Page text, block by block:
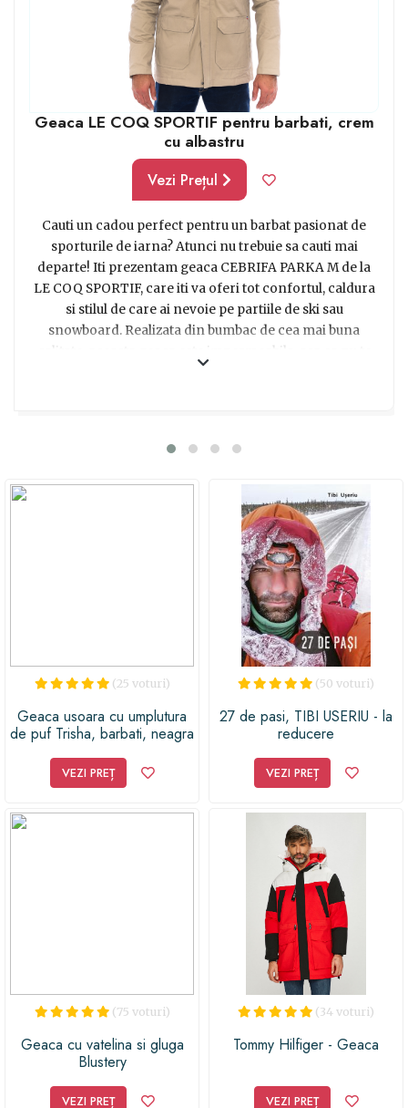
Geaca LE COQ SPORTIF pentru barbati, crem
cu albastru
Vezi Prețul
Cauti un cadou perfect pentru un barbat pasionat de
sporturile de iarna? Atunci nu trebuie sa cauti mai
departe! Iti prezentam geaca CEBRIFA PARKA M de la
LE COQ SPORTIF, care iti va oferi tot confortul, caldura
si stilul de care ai nevoie pe partiile de ski sau
snowboard. Realizata din bumbac de cea mai buna
spatiu pentru a-ti tine obiectele personale in siguranta.
protectie suplimentara impotriva vantului si a frigului.
Datorita sistemului de inchidere cu fermoar si capse,
imbracarea va fi o briza. Cu aceasta geaca, vei fi mereu
pregatit sa infrunti orice zapada si vanturi puternice.
Asadar, nu mai astepta! Alege aceasta geaca pentru
barbatii aventurosi din viata ta si transforma-i zilele pe
partie intr-o experienta de neuitat!
(25 voturi)
Geaca usoara cu umplutura
de puf Trisha, barbati, neagra
VEZI PREȚ
(50 voturi)
27 de pasi, TIBI USERIU - la
reducere
VEZI PREȚ
(75 voturi)
Geaca cu vatelina si gluga
Blustery
VEZI PREȚ
(34 voturi)
Tommy Hilfiger - Geaca
VEZI PREȚ